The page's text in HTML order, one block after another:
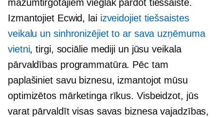
mazumtirgotājiem vieglāk pārdot tiešsaistē.
Izmantojiet Ecwid, lai izveidojiet tiešsaistes
veikalu un sinhronizējiet to ar sava uzņēmuma
vietni, tirgi, sociālie mediji un jūsu veikala
pārvaldības programmatūra. Pēc tam
paplašiniet savu biznesu, izmantojot mūsu
optimizētos mārketinga rīkus. Visbeidzot, jūs
varat pārvaldīt visas savas biznesa vajadzības,